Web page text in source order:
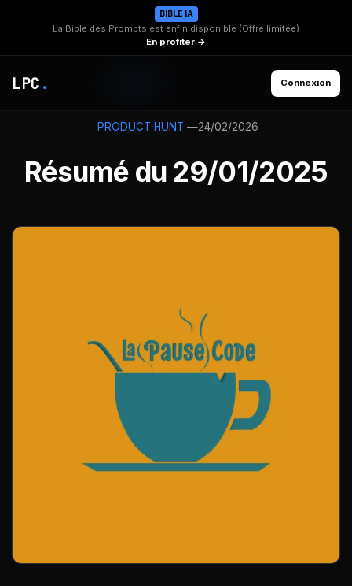
BIBLE IA
La Bible des Prompts est enfin disponible (Offre limitée)
En profiter →
LPC . Connexion
PRODUCT HUNT —24/02/2026
Résumé du 29/01/2025